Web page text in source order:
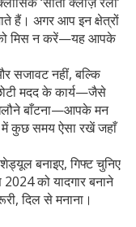
हैं। अगर आप इन क्षेत्रों
को मिस न करें—यह आपके
सजावट नहीं, बल्कि
मदद के कार्य—जैसे
बाँटना—आपके मन
में कुछ समय ऐसा रखें जहाँ
बनाइए, गिफ्ट चुनिए
को यादगार बनाने
दिल से मनाना।